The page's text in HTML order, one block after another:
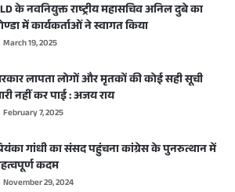
के नवनियुक्त राष्ट्रीय महासचिव अनिल दुबे का
में कार्यकर्ताओं ने स्वागत किया
March 19, 2025
लापता लोगों और मृतकों की कोई सही सूची
नहीं कर पाई : अजय राय
February 7, 2025
गांधी का संसद पहुंचना कांग्रेस के पुनरुत्थान में
कदम
November 29, 2024